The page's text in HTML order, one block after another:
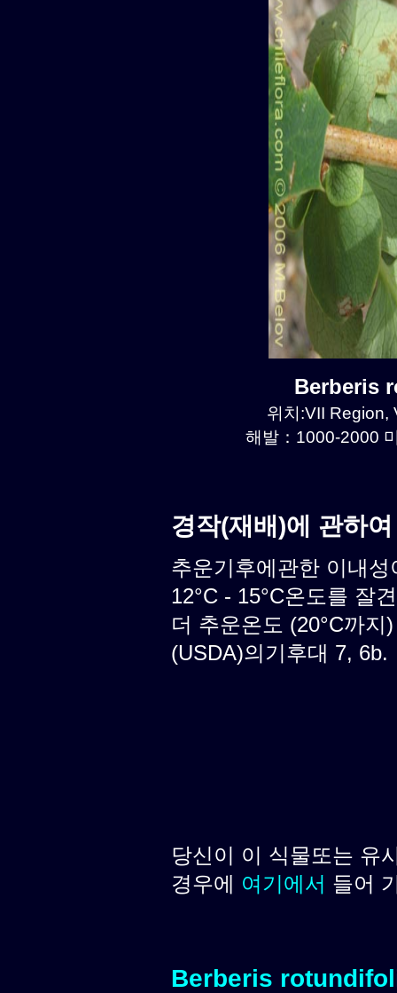
Berberis
위치:VII Region,
해발：1000-2000
경작(재배)에 관하
추운기후에관한 이내
12°C - 15°C온도를 잘
더 추운온도 (20°C까
(USDA)의기후대 7, 6b.
당신이 이 식물또는 유
경우에 여기에서 들어
Berberis